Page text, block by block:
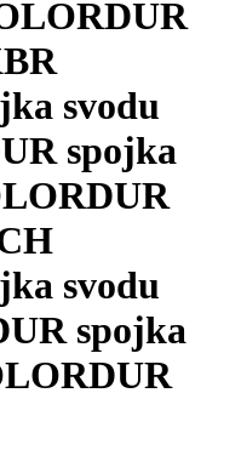
svodu
spojka
svodu
spojka